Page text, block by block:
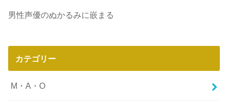
男性声優のぬかるみに嵌まる
カテゴリー
M・A・O